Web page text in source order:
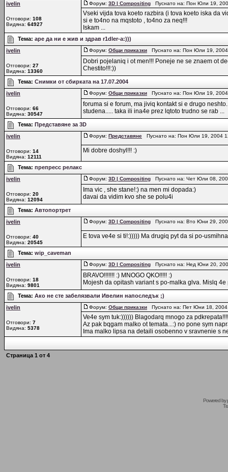
ivelin
Отговори: 108
Видяна: 64927
Форум: 3D | Compositing Пуснато на: Пон Юли 19,
Vseki vijda tova koeto razbira (i tova koeto iska da
si e to4no na mqstoto , to4no za neq!!!
Iskam ...
Тема: aре да ни е жив и здрав r1dler-a:)))
ivelin
Отговори: 27
Видяна: 13360
Форум: Общи приказки Пуснато на: Пон Юли 19,
Dobri pojelaniq i ot men!!! Poneje ne se znaem ot
Chestito!!!:))
Тема: Снимки от сбирката на 17.07.2004
ivelin
Отговори: 66
Видяна: 30547
Форум: Общи приказки Пуснато на: Пон Юли 19,
foruma si e forum, ma jiviq kontakt si e drugo
studena..... taka ili ina4e prez lqtoto trudno se rab ...
Тема: Представяне за 3D
ivelin
Отговори: 14
Видяна: 12111
Форум: Представяне Пуснато на: Пон Юли 19, 2004
Mi dobre doshyl!!! :)
Тема: препресс релакс
ivelin
Отговори: 20
Видяна: 12094
Форум: 3D | Compositing Пуснато на: Чет Юли 08,
Ima vic , she stane!:) na men mi dopada:)
davai da vidim kvo she se polu4i
Тема: Автопортрет
ivelin
Отговори: 40
Видяна: 20545
Форум: 3D | Compositing Пуснато на: Вто Юни 29,
E tova ve4e si ti!:))))) Ma drugiq pyt da si po-
Тема: wip_caveman
ivelin
Отговори: 18
Видяна: 9801
Форум: 3D | Compositing Пуснато на: Нед Юни 20,
BRAVO!!!!!!! :) MNOGO QKO!!!!! :)
Mojesh da opitash variant s po-malka glva. Mislq 4e
Тема: Ако не сте забелязвали Ивелин напоследък ;)
ivelin
Отговори: 7
Видяна: 5378
Форум: Общи приказки Пуснато на: Пет Юни 18,
Ve4e sym tuk:)))))) Blagodarq mnogo za pdkrepata!!!!
Az pak bqgam malko ot temata...:) no pone sym
Ima malko lipsa na detaili osobenno v sravnenie s
Страница 1 от 4
Powered by